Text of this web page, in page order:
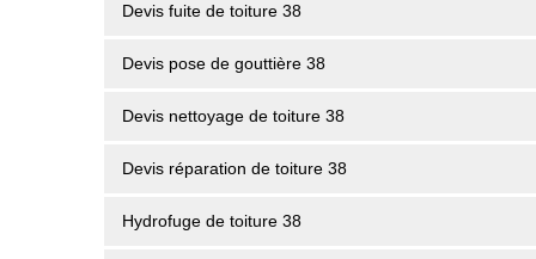
Devis fuite de toiture 38
Devis pose de gouttière 38
Devis nettoyage de toiture 38
Devis réparation de toiture 38
Hydrofuge de toiture 38